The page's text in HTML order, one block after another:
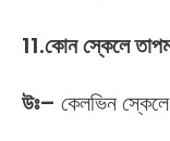
11.কোন স্কেলে
উঃ– কেলভিন